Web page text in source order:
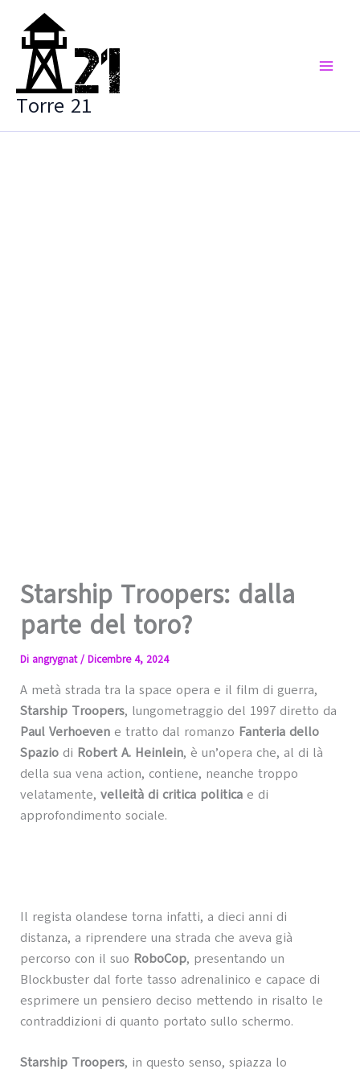
contenuto
Torre 21
Starship Troopers: dalla
parte del toro?
Di angrygnat/ Dicembre 4, 2024
A metà strada tra la space opera e il film di guerra,
Starship Troopers, lungometraggio del 1997 diretto da
Paul Verhoevene tratto dal romanzo Fanteria dello
Spaziodi Robert A. Heinlein, è un’opera che, al di là
della sua vena action, contiene, neanche troppo
velatamente, velleità di critica politicae di
approfondimento sociale.
Il regista olandese torna infatti, a dieci anni di
distanza, a riprendere una strada che aveva già
percorso con il suo RoboCop, presentando un
Blockbuster dal forte tasso adrenalinico e capace di
esprimere un pensiero deciso mettendo in risalto le
contraddizioni di quanto portato sullo schermo.
Starship Troopers, in questo senso, spiazza lo